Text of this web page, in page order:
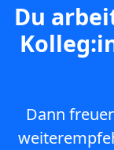
Du
Dann